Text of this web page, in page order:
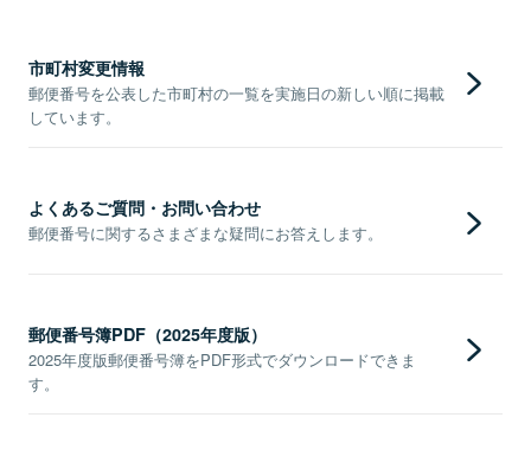
市町村変更情報
郵便番号を公表した市町村の一覧を実施日の新しい順に掲載
しています。
よくあるご質問・お問い合わせ
郵便番号に関するさまざまな疑問にお答えします。
郵便番号簿PDF（2025年度版）
2025年度版郵便番号簿をPDF形式でダウンロードできま
す。